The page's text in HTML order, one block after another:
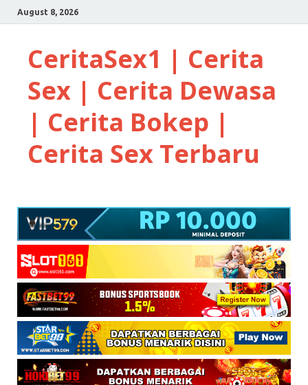
August 8, 2026
CeritaSex1 | Cerita
Sex | Cerita Dewasa
| Cerita Bokep |
Cerita Sex Terbaru